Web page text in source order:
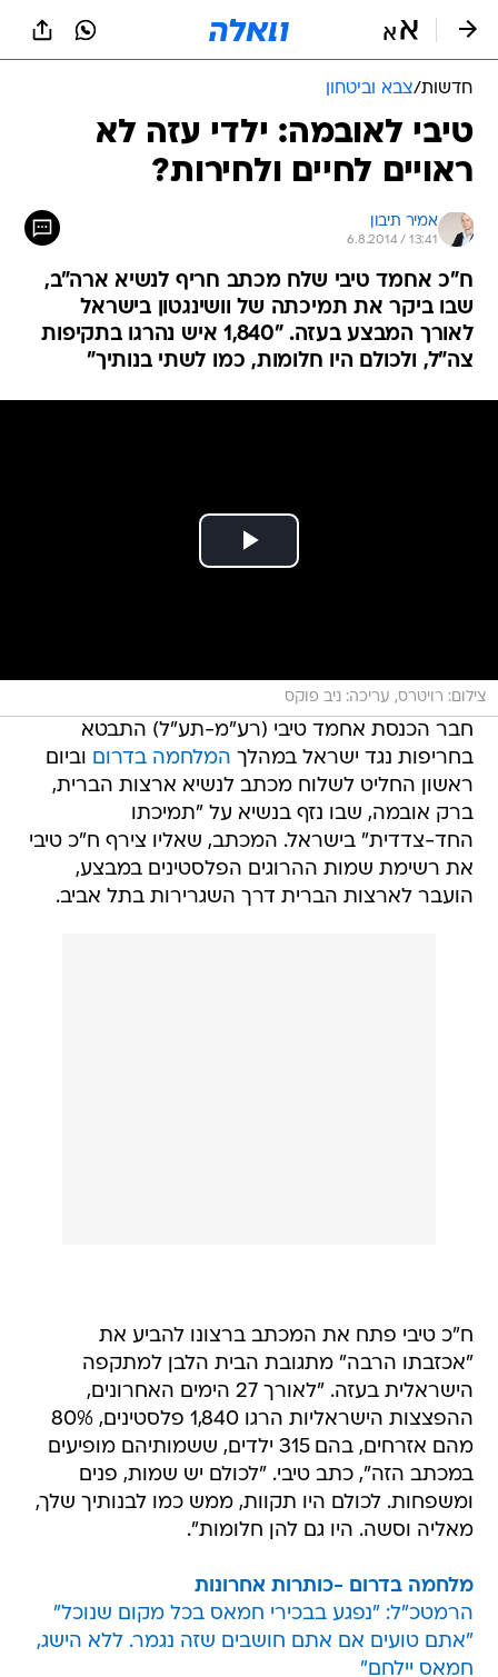
חדשות/צבא וביטחון
טיבי לאובמה: ילדי עזה לא
ראויים לחיים ולחירות?
אמיר תיבון
6.8.2014 / 13:41
ח"כ אחמד טיבי שלח מכתב חריף לנשיא ארה"ב,
שבו ביקר את תמיכתה של וושינגטון בישראל
לאורך המבצע בעזה. "1,840 איש נהרגו בתקיפות
צה"ל, ולכולם היו חלומות, כמו לשתי בנותיך"
צילום: רויטרס, עריכה: ניב פוקס
חבר הכנסת אחמד טיבי (רע"מ-תע"ל) התבטא
בחריפות נגד ישראל במהלך המלחמה בדרום וביום
ראשון החליט לשלוח מכתב לנשיא ארצות הברית,
ברק אובמה, שבו נזף בנשיא על "תמיכתו
החד-צדדית" בישראל. המכתב, שאליו צירף ח"כ טיבי
את רשימת שמות ההרוגים הפלסטינים במבצע,
הועבר לארצות הברית דרך השגרירות בתל אביב.
ח"כ טיבי פתח את המכתב ברצונו להביע את
"אכזבתו הרבה" מתגובת הבית הלבן למתקפה
הישראלית בעזה. "לאורך 27 הימים האחרונים,
ההפצצות הישראליות הרגו 1,840 פלסטינים, 80%
מהם אזרחים, בהם 315 ילדים, ששמותיהם מופיעים
במכתב הזה", כתב טיבי. "לכולם יש שמות, פנים
ומשפחות. לכולם היו תקוות, ממש כמו לבנותיך שלך,
מאליה וסשה. היו גם להן חלומות".
מלחמה בדרום -כותרות אחרונות
הרמטכ"ל: "נפגע בבכירי חמאס בכל מקום שנוכל"
"אתם טועים אם אתם חושבים שזה נגמר. ללא הישג,
חמאס יילחם"